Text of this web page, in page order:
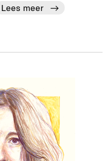
Lees meer